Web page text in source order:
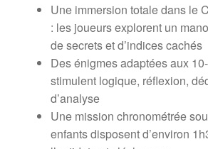
Une immersion totale dans le
: les joueurs explorent un
de secrets et d’indices cachés
Des énigmes adaptées aux
stimulent logique, réflexion,
d’analyse
Une mission chronométrée
enfants disposent d’environ